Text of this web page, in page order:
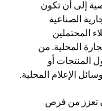
إلى أن تكون
الصناعية
المحتملين
المحلية. من
المنتجات أو
الإعلام المحلية.
تعزز من فرص